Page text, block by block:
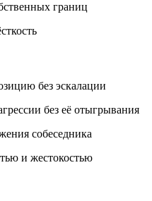
границ
без эскалации
без её отыгрывания
собеседника
и жестокостью